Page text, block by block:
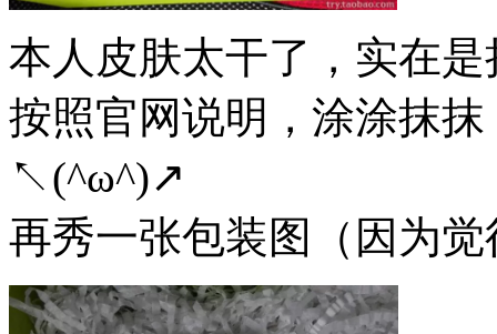
本人皮肤太干了，实在
按照官网说明，涂涂抹
↖(^ω^)↗
再秀一张包装图（因为